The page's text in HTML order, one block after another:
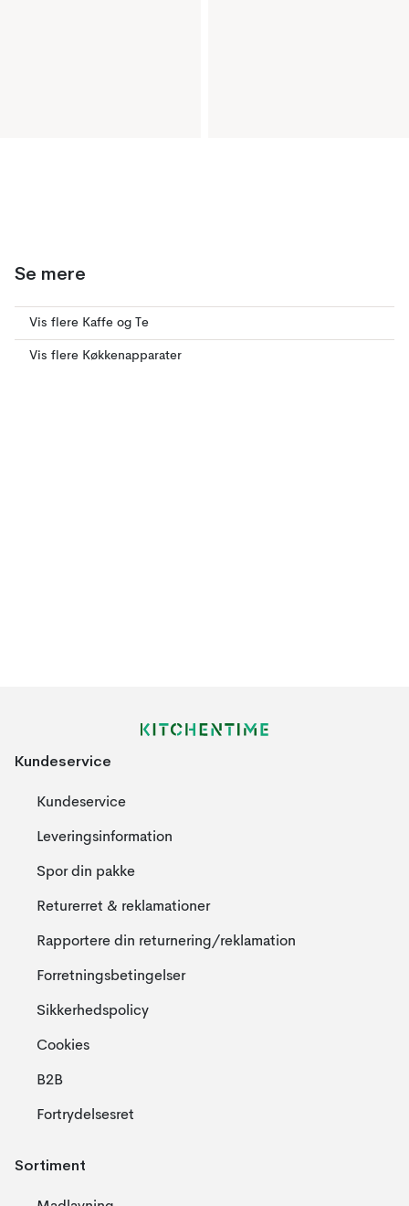
Se mere
Vis flere Kaffe og Te
Vis flere Køkkenapparater
Kundeservice
Kundeservice
Leveringsinformation
Spor din pakke
Returerret & reklamationer
Rapportere din returnering/reklamation
Forretningsbetingelser
Sikkerhedspolicy
Cookies
B2B
Fortrydelsesret
Sortiment